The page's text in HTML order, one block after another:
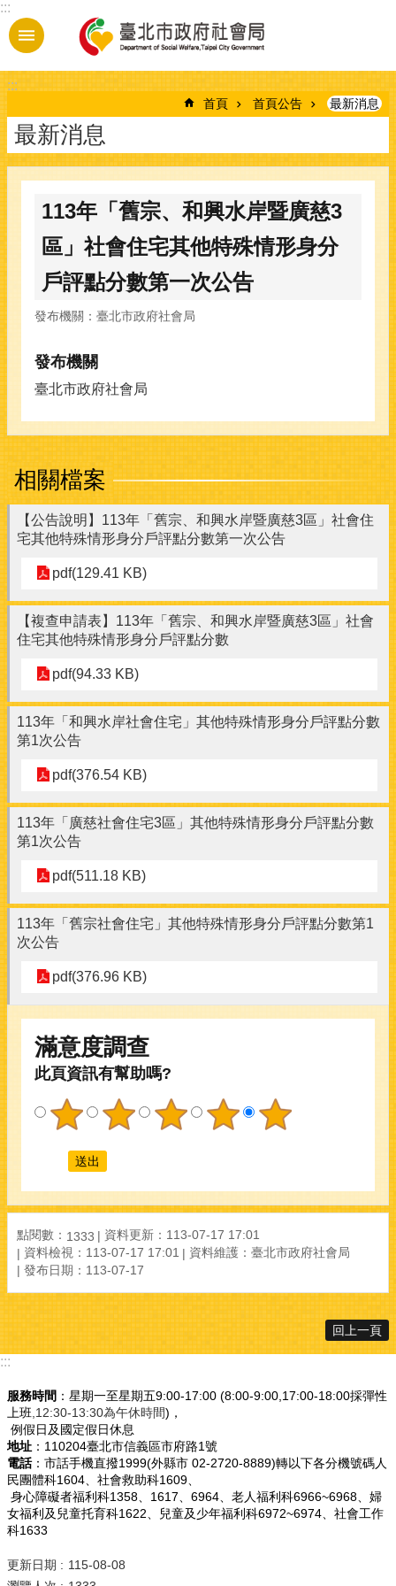
跳到主要內容區塊
:::
:::
首頁 首頁公告 最新消息
最新消息
113年「舊宗、和興水岸暨廣慈3
區」社會住宅其他特殊情形身分
戶評點分數第一次公告
發布機關：臺北市政府社會局
發布機關
臺北市政府社會局
相關檔案
【公告說明】113年「舊宗、和興水岸暨廣慈3區」社會住
宅其他特殊情形身分戶評點分數第一次公告
pdf(129.41 KB)
【複查申請表】113年「舊宗、和興水岸暨廣慈3區」社會
住宅其他特殊情形身分戶評點分數
pdf(94.33 KB)
113年「和興水岸社會住宅」其他特殊情形身分戶評點分數
第1次公告
pdf(376.54 KB)
113年「廣慈社會住宅3區」其他特殊情形身分戶評點分數
第1次公告
pdf(511.18 KB)
113年「舊宗社會住宅」其他特殊情形身分戶評點分數第1
次公告
pdf(376.96 KB)
滿意度調查
此頁資訊有幫助嗎?
點閱數： 1333
資料更新：113-07-17 17:01
資料檢視：113-07-17 17:01
資料維護：臺北市政府社會局
發布日期：113-07-17
回上一頁
:::
服務時間 ：星期一至星期五9:00-17:00 (8:00-9:00,17:00-18:00採彈性
上班,12:30-13:30為午休時間)，
例假日及國定假日休息
地址 ：110204臺北市信義區市府路1號
電話：市話手機直撥1999(外縣市 02-2720-8889)轉以下各分機號碼人
民團體科1604、社會救助科1609、
身心障礙者福利科1358、1617、6964、老人福利科6966~6968、婦
女福利及兒童托育科1622、兒童及少年福利科6972~6974、社會工作
科1633
更新日期
115-08-08